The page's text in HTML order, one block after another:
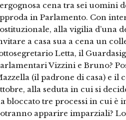
cena tra sei uomini
in Parlamento. Con
alla vigilia d’una
a casa sua a cena un
Letta, il
Vizzini e Bruno?
(il padrone di casa) e il
alla seduta in cui si
bloccato tre processi in cui è
apparire imparziali?